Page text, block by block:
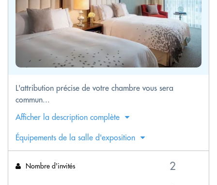
L'attribution précise de votre chambre vous sera
commun...
Afficher la description complète
Équipements de la salle d'exposition
Nombre d'invités